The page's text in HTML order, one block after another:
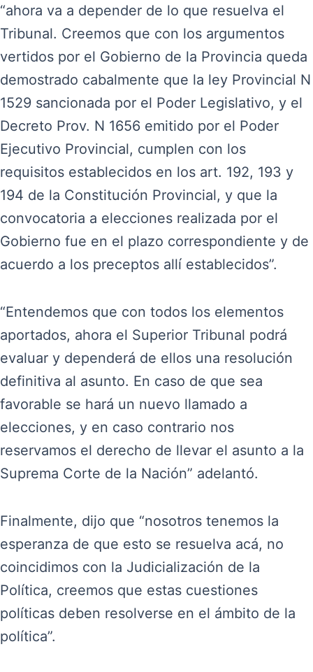
“ahora va a depender de lo que resuelva el
Tribunal. Creemos que con los argumentos
vertidos por el Gobierno de la Provincia queda
demostrado cabalmente que la ley Provincial N
1529 sancionada por el Poder Legislativo, y el
Decreto Prov. N 1656 emitido por el Poder
Ejecutivo Provincial, cumplen con los
requisitos establecidos en los art. 192, 193 y
194 de la Constitución Provincial, y que la
convocatoria a elecciones realizada por el
Gobierno fue en el plazo correspondiente y de
acuerdo a los preceptos allí establecidos”.
“Entendemos que con todos los elementos
aportados, ahora el Superior Tribunal podrá
evaluar y dependerá de ellos una resolución
definitiva al asunto. En caso de que sea
favorable se hará un nuevo llamado a
elecciones, y en caso contrario nos
reservamos el derecho de llevar el asunto a la
Suprema Corte de la Nación” adelantó.
Finalmente, dijo que “nosotros tenemos la
esperanza de que esto se resuelva acá, no
coincidimos con la Judicialización de la
Política, creemos que estas cuestiones
políticas deben resolverse en el ámbito de la
política”.